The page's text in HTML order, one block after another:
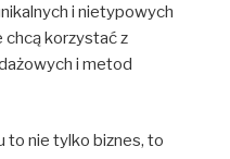
i nietypowych
chcą korzystać z
i metod
to nie tylko biznes, to